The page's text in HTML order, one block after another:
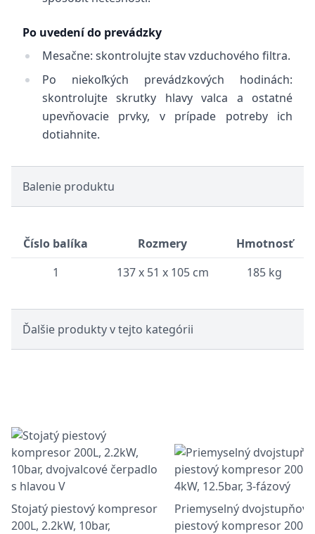
Po uvedení do prevádzky
Mesačne: skontrolujte stav vzduchového filtra.
Po niekoľkých prevádzkových hodinách:
skontrolujte skrutky hlavy valca a ostatné
upevňovacie prvky, v prípade potreby ich
dotiahnite.
Balenie produktu
Číslo balíka Rozmery
Hmotnosť
1
137 x 51 x 105 cm 185 kg
Ďalšie produkty v tejto kategórii
Stojatý piestový kompresor
200L, 2.2kW, 10bar,
Priemyselný dvojstupňový
piestový kompresor 200L,